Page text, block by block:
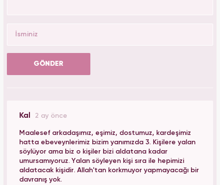
GÖNDER
Kal 2 ay önce
Maalesef arkadaşımız, eşimiz, dostumuz, kardeşimiz
hatta ebeveynlerimiz bizim yanımızda 3. Kişilere yalan
söylüyor ama biz o kişiler bizi aldatana kadar
umursamıyoruz. Yalan söyleyen kişi sıra ile hepimizi
aldatacak kişidir. Allah'tan korkmuyor yapmayacağı bir
davranış yok.